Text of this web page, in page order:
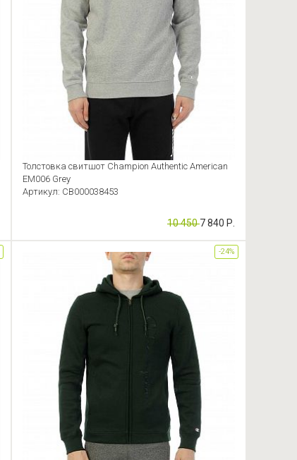
Толстовка свитшот Champion Authentic American
EM006 Grey
Артикул: CB000038453
10 4507 840 Р.
-24%